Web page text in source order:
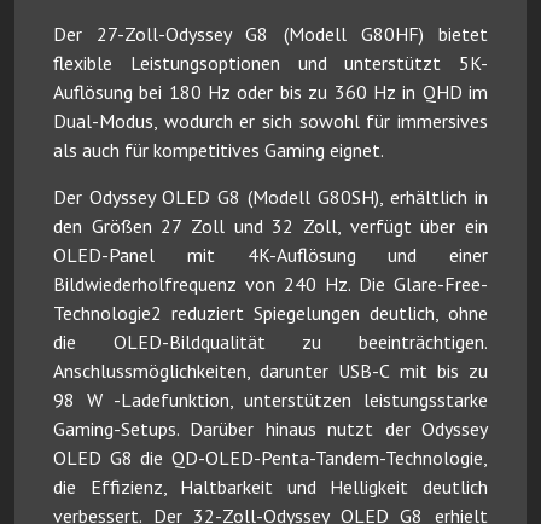
Der 27-Zoll-Odyssey G8 (Modell G80HF) bietet
flexible Leistungsoptionen und unterstützt 5K-
Auflösung bei 180 Hz oder bis zu 360 Hz in QHD im
Dual-Modus, wodurch er sich sowohl für immersives
als auch für kompetitives Gaming eignet.
Der Odyssey OLED G8 (Modell G80SH), erhältlich in
den Größen 27 Zoll und 32 Zoll, verfügt über ein
OLED-Panel mit 4K-Auflösung und einer
Bildwiederholfrequenz von 240 Hz. Die Glare-Free-
Technologie2 reduziert Spiegelungen deutlich, ohne
die OLED-Bildqualität zu beeinträchtigen.
Anschlussmöglichkeiten, darunter USB-C mit bis zu
98 W -Ladefunktion, unterstützen leistungsstarke
Gaming-Setups. Darüber hinaus nutzt der Odyssey
OLED G8 die QD-OLED-Penta-Tandem-Technologie,
die Effizienz, Haltbarkeit und Helligkeit deutlich
verbessert. Der 32-Zoll-Odyssey OLED G8 erhielt